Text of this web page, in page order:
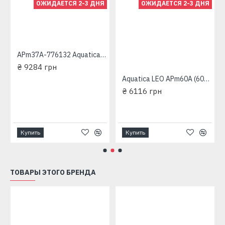
ОЖИДАЕТСЯ 2-3 ДНЯ
APm37A-776132 Aquatica Станция водоснабжения вихревая
₴ 9284 грн
Купить
ОЖИДАЕТСЯ 2-3 ДНЯ
Aquatica LEO APm60A (600 Вт - 50 л/мин - напор: 60 м - медь) (775133/24) Станция водоснабжения вихревая
₴ 6116 грн
Купить
ТОВАРЫ ЭТОГО БРЕНДА